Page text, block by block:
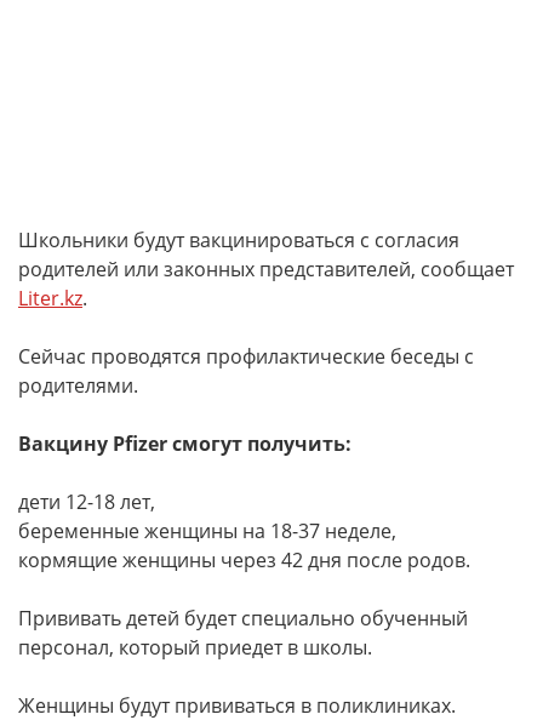
Школьники будут вакцинироваться с согласия
родителей или законных представителей, сообщает
Liter.kz.
Сейчас проводятся профилактические беседы с
родителями.
Вакцину Pfizer смогут получить:
дети 12-18 лет,
беременные женщины на 18-37 неделе,
кормящие женщины через 42 дня после родов.
Прививать детей будет специально обученный
персонал, который приедет в школы.
Женщины будут прививаться в поликлиниках.